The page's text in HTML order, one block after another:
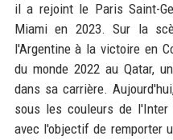
il a rejoint le Paris Saint-
Miami en 2023. Sur la
l'Argentine à la victoire en
du monde 2022 au Qatar,
dans sa carrière.
sous les couleurs de
avec l'objectif de remporter